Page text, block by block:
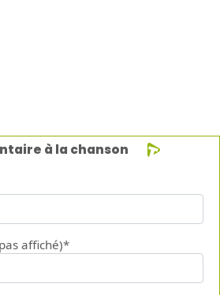
à la chanson
affiché)*